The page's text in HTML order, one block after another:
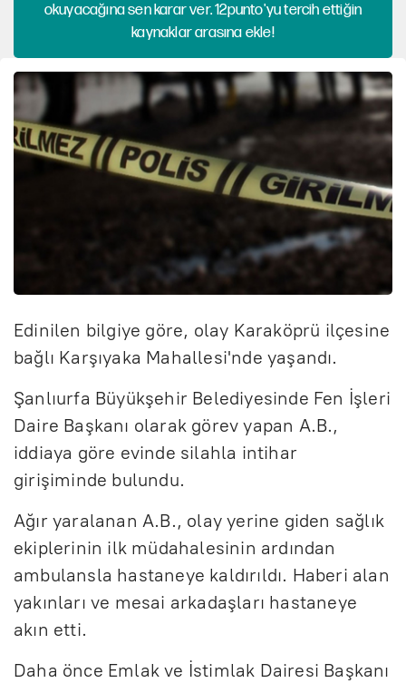
okuyacağına sen karar ver. 12punto'yu tercih ettiğin
kaynaklar arasına ekle!
Edinilen bilgiye göre, olay Karaköprü ilçesine
bağlı Karşıyaka Mahallesi'nde yaşandı.
Şanlıurfa Büyükşehir Belediyesinde Fen İşleri
Daire Başkanı olarak görev yapan A.B.,
iddiaya göre evinde silahla intihar
girişiminde bulundu.
Ağır yaralanan A.B., olay yerine giden sağlık
ekiplerinin ilk müdahalesinin ardından
ambulansla hastaneye kaldırıldı. Haberi alan
yakınları ve mesai arkadaşları hastaneye
akın etti.
Daha önce Emlak ve İstimlak Dairesi Başkanı